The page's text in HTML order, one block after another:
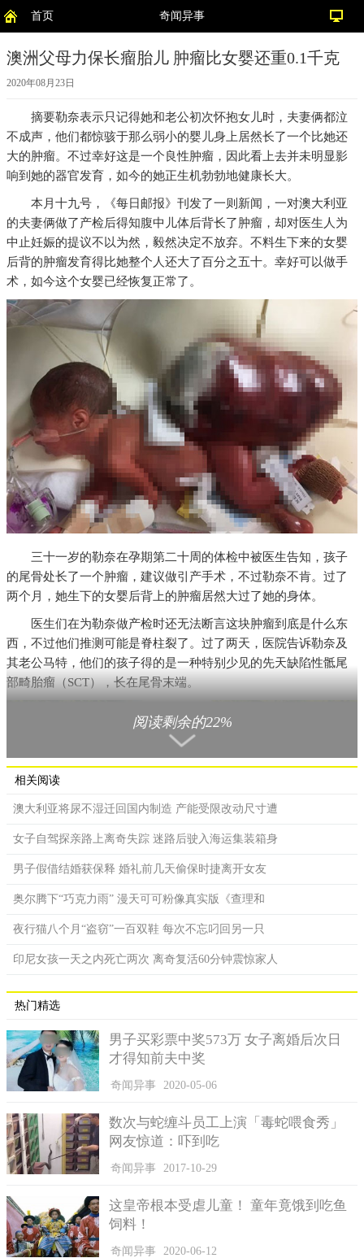
首页 奇闻异事
澳洲父母力保长瘤胎儿 肿瘤比女婴还重0.1千克
2020年08月23日
摘要勒奈表示只记得她和老公初次怀抱女儿时，夫妻俩都泣
不成声，他们都惊骇于那么弱小的婴儿身上居然长了一个比她还
大的肿瘤。不过幸好这是一个良性肿瘤，因此看上去并未明显影
响到她的器官发育，如今的她正生机勃勃地健康长大。
本月十九号，《每日邮报》刊发了一则新闻，一对澳大利亚
的夫妻俩做了产检后得知腹中儿体后背长了肿瘤，却对医生人为
中止妊娠的提议不以为然，毅然决定不放弃。不料生下来的女婴
后背的肿瘤发育得比她整个人还大了百分之五十。幸好可以做手
术，如今这个女婴已经恢复正常了。
三十一岁的勒奈在孕期第二十周的体检中被医生告知，孩子
的尾骨处长了一个肿瘤，建议做引产手术，不过勒奈不肯。过了
两个月，她生下的女婴后背上的肿瘤居然大过了她的身体。
医生们在为勒奈做产检时还无法断言这块肿瘤到底是什么东
西，不过他们推测可能是脊柱裂了。过了两天，医院告诉勒奈及
其老公马特，他们的孩子得的是一种特别少见的先天缺陷性骶尾
部畸胎瘤（SCT），长在尾骨末端。
勒奈回忆，去年七月份还没到预产期的她就做了剖宫手术生
下了女儿扎利亚，然后医生们给这个孩子做了长达六个小时的良
性肿瘤切除手术，如今她已经一岁了，健康正常。
去年五月以前，勒奈前二十周的孕期产检一直都没有异常现
象，但此后医生推荐她进入了一个高危孕妇小组接受密切的观
还有一部分在孩子体内没长出来。医生由此告诫夫妻俩，这个孩
子是死胎的概率极大，建议他们引产。但当他们看到核磁共振的
检查结果显示胎儿的器官一切正常时，就坚持一定要保胎。
阅读剩余的22%
相关阅读
澳大利亚将尿不湿迁回国内制造 产能受限改动尺寸遭
女子自驾探亲路上离奇失踪 迷路后驶入海运集装箱身
男子假借结婚获保释 婚礼前几天偷保时捷离开女友
奥尔腾下“巧克力雨” 漫天可可粉像真实版《查理和
夜行猫八个月“盗窃”一百双鞋 每次不忘叼回另一只
印尼女孩一天之内死亡两次 离奇复活60分钟震惊家人
热门精选
男子买彩票中奖573万 女子离婚后次日
才得知前夫中奖
奇闻异事 2020-05-06
数次与蛇缠斗员工上演「毒蛇喂食秀」
网友惊道：吓到吃
奇闻异事 2017-10-29
这皇帝根本受虐儿童！ 童年竟饿到吃鱼
饲料！
奇闻异事 2020-06-12